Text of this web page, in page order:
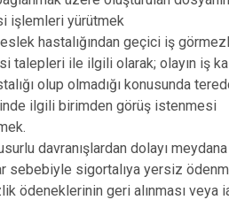
işlemleri yürütmek
hastalığından geçici iş
talepleri ile ilgili olarak; olayın iş
olup olmadığı konusunda
ilgili birimden görüş istenmesi
davranışlardan dolayı
sebebiyle sigortalıya yersiz
ödeneklerinin geri alınması veya